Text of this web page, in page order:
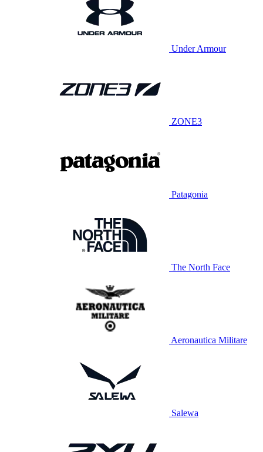
Under Armour
ZONE3
Patagonia
The North Face
Aeronautica Militare
Salewa